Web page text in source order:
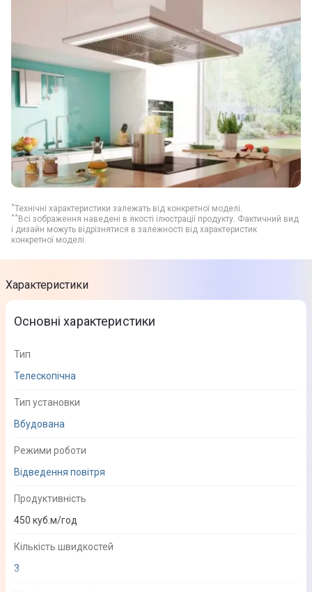
*Технічні характеристики залежать від конкретної моделі.
** Всі зображення наведені в якості ілюстрації продукту. Фактичний вид
і дизайн можуть відрізнятися в залежності від характеристик
конкретної моделі.
Характеристики
Основні характеристики
Тип
Телескопічна
Тип установки
Вбудована
Режими роботи
Відведення повітря
Продуктивність
450 куб.м/год
Кількість швидкостей
3